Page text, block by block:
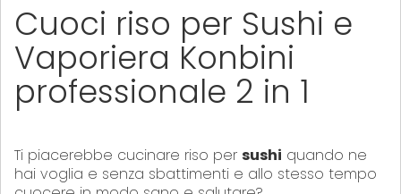
Cuoci riso per Sushi e
Vaporiera Konbini
professionale 2 in 1
Ti piacerebbe cucinare riso per sushi quando ne
hai voglia e senza sbattimenti e allo stesso tempo